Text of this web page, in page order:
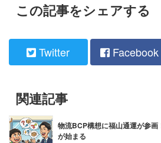
この記事をシェアする
Twitter Facebook
関連記事
物流BCP構想に福山通運が参
が始まる